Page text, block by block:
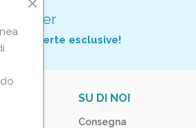
offerte esclusive!
SU DI NOI
Consegna